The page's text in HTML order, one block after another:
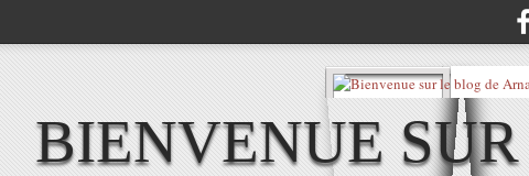
BIENVENUE